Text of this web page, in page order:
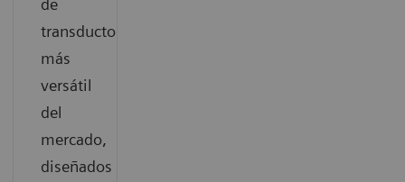
de
transductores
más
versátil
del
mercado,
diseñados